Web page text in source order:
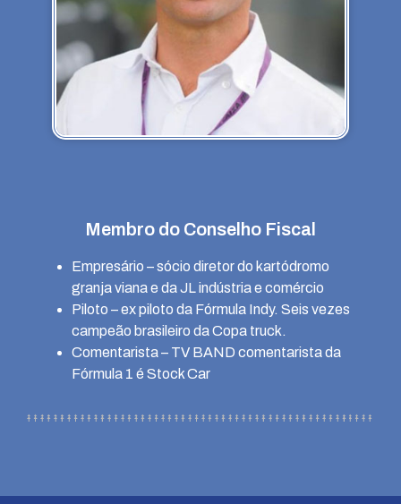
Membro do Conselho Fiscal
Empresário – sócio diretor do kartódromo
granja viana e da JL indústria e comércio
Piloto – ex piloto da Fórmula Indy. Seis vezes
campeão brasileiro da Copa truck.
Comentarista – TV BAND comentarista da
Fórmula 1 é Stock Car